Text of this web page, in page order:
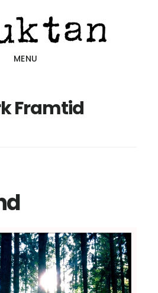
MENU
Framtid